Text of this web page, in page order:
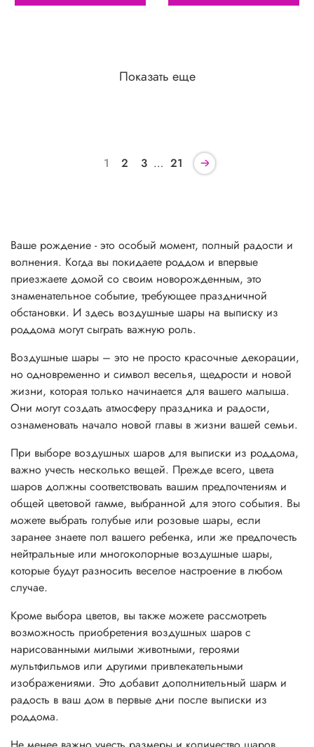
Показать еще
1 2 3 … 21
Ваше рождение - это особый момент, полный радости и
волнения. Когда вы покидаете роддом и впервые
приезжаете домой со своим новорожденным, это
знаменательное событие, требующее праздничной
обстановки. И здесь воздушные шары на выписку из
роддома могут сыграть важную роль.
Воздушные шары – это не просто красочные декорации,
но одновременно и символ веселья, щедрости и новой
жизни, которая только начинается для вашего малыша.
Они могут создать атмосферу праздника и радости,
ознаменовать начало новой главы в жизни вашей семьи.
При выборе воздушных шаров для выписки из роддома,
важно учесть несколько вещей. Прежде всего, цвета
шаров должны соответствовать вашим предпочтениям и
общей цветовой гамме, выбранной для этого события. Вы
можете выбрать голубые или розовые шары, если
заранее знаете пол вашего ребенка, или же предпочесть
нейтральные или многоколорные воздушные шары,
которые будут разносить веселое настроение в любом
случае.
Кроме выбора цветов, вы также можете рассмотреть
возможность приобретения воздушных шаров с
нарисованными милыми животными, героями
мультфильмов или другими привлекательными
изображениями. Это добавит дополнительный шарм и
радость в ваш дом в первые дни после выписки из
роддома.